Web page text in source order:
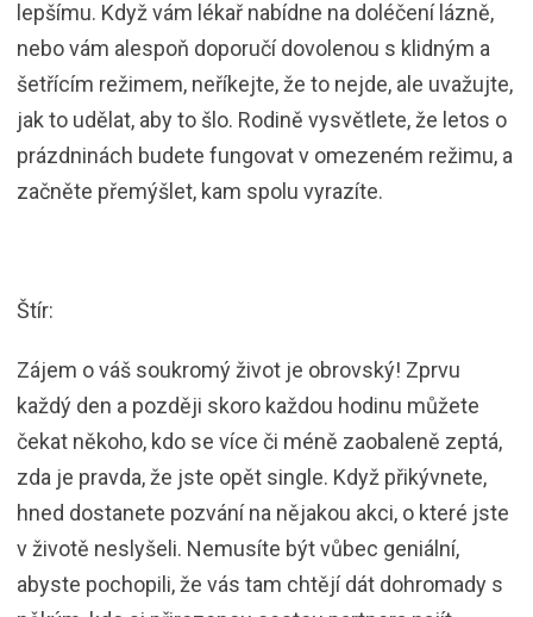
lepšímu. Když vám lékař nabídne na doléčení lázně,
nebo vám alespoň doporučí dovolenou s klidným a
šetřícím režimem, neříkejte, že to nejde, ale uvažujte,
jak to udělat, aby to šlo. Rodině vysvětlete, že letos o
prázdninách budete fungovat v omezeném režimu, a
začněte přemýšlet, kam spolu vyrazíte.
Štír:
Zájem o váš soukromý život je obrovský! Zprvu
každý den a později skoro každou hodinu můžete
čekat někoho, kdo se více či méně zaobaleně zeptá,
zda je pravda, že jste opět single. Když přikývnete,
hned dostanete pozvání na nějakou akci, o které jste
v životě neslyšeli. Nemusíte být vůbec geniální,
abyste pochopili, že vás tam chtějí dát dohromady s